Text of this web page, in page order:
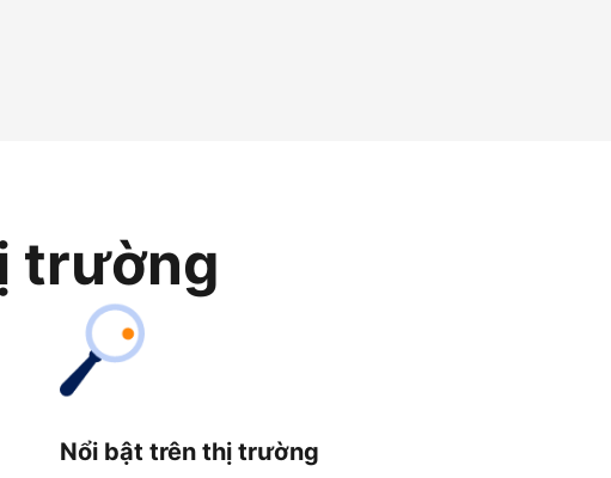
trường
Nổi bật trên thị trường